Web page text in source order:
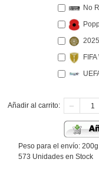
No
Añadir al carrito:
Peso para el envío: 200g
573 Unidades en Stock